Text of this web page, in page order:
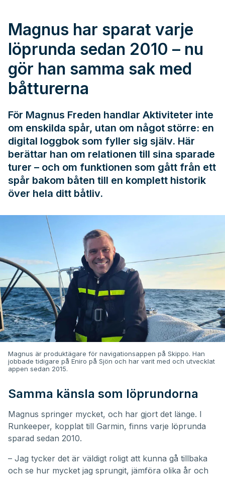
Magnus har sparat varje
löprunda sedan 2010 – nu
gör han samma sak med
båtturerna
För Magnus Freden handlar Aktiviteter inte
om enskilda spår, utan om något större: en
digital loggbok som fyller sig själv. Här
berättar han om relationen till sina sparade
turer – och om funktionen som gått från ett
spår bakom båten till en komplett historik
över hela ditt båtliv.
Magnus är produktägare för navigationsappen på Skippo. Han
jobbade tidigare på Eniro på Sjön och har varit med och utvecklat
appen sedan 2015.
Samma känsla som löprundorna
Magnus springer mycket, och har gjort det länge. I
Runkeeper, kopplat till Garmin, finns varje löprunda
sparad sedan 2010.
– Jag tycker det är väldigt roligt att kunna gå tillbaka
och se hur mycket jag sprungit, jämföra olika år och